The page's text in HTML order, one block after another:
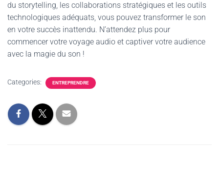
du storytelling, les collaborations stratégiques et les outils
technologiques adéquats, vous pouvez transformer le son
en votre succès inattendu. N’attendez plus pour
commencer votre voyage audio et captiver votre audience
avec la magie du son !
Categories: ENTREPRENDRE